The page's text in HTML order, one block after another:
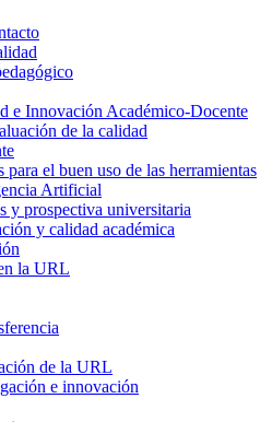
e Innovación Académico-Docente
de la calidad
para el buen uso de las herramientas
Artificial
y prospectiva universitaria
y calidad académica
la URL
de la URL
e innovación